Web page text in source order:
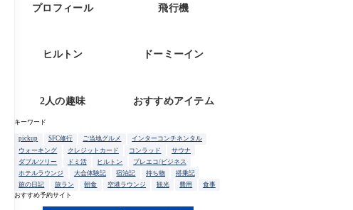
プロフィール 飛行機
ヒルトン ドーミーイン
2人の趣味 おすすめアイテム
キーワード
pickup SFC修行 ご当地グルメ
インターコンチネンタル
ウォーキング
クレジットカード コンラッド
サウナ
ダブルツリー
ドミ活 ヒルトン
プレエコ/ビジネス
ホテルラウンジ
大会体験記 宿泊記 持ち物
搭乗記
旅の日記
旅ラン 朝食 空港ラウンジ 観光 費用
食事
おすすめ予約サイト